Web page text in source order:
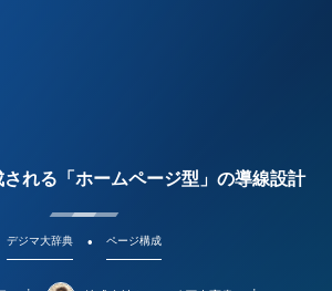
れる「ホームページ型」の導線設計
デジマ大辞典 ページ構成